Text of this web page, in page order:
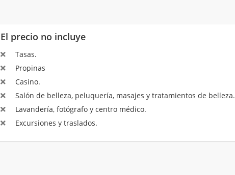
El precio no incluye
Tasas.
Propinas
Casino.
Salón de belleza, peluquería, masajes y tratamientos de belleza.
Lavandería, fotógrafo y centro médico.
Excursiones y traslados.